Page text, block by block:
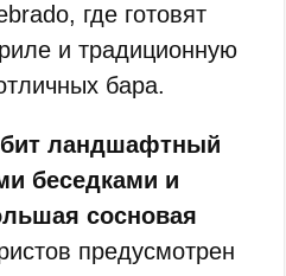
где готовят
и традиционную
бара.
ландшафтный
беседками и
сосновая
предусмотрен